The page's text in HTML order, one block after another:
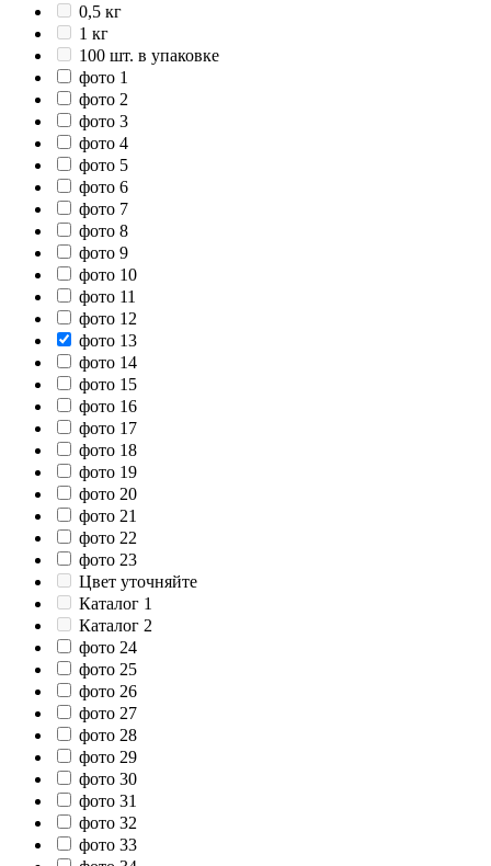
0,5 кг
1 кг
100 шт. в упаковке
фото 1
фото 2
фото 3
фото 4
фото 5
фото 6
фото 7
фото 8
фото 9
фото 10
фото 11
фото 12
фото 13
фото 14
фото 15
фото 16
фото 17
фото 18
фото 19
фото 20
фото 21
фото 22
фото 23
Цвет уточняйте
Каталог 1
Каталог 2
фото 24
фото 25
фото 26
фото 27
фото 28
фото 29
фото 30
фото 31
фото 32
фото 33